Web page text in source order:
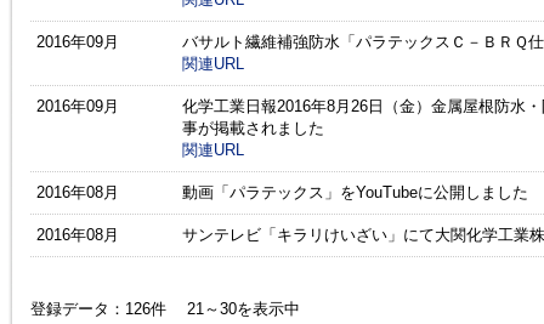
2016年09月
バサルト繊維補強防水「パラテックスＣ－ＢＲＱ
関連URL
2016年09月
化学工業日報2016年8月26日（金）金属屋根防水
事が掲載されました
関連URL
2016年08月 動画「パラテックス」をYouTubeに公開しました
2016年08月 サンテレビ「キラリけいざい」にて大関化学工業
登録データ：126件 21～30を表示中